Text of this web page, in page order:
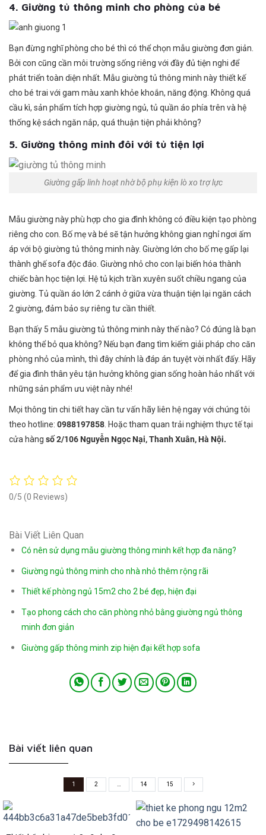
4. Giường tủ thông minh cho phòng của bé
Bạn đừng nghĩ phòng cho bé thì có thể chọn mẫu giường đơn giản.
Bởi con cũng cần môi trường sống riêng với đầy đủ tiện nghi để
phát triển toàn diện nhất. Mẫu giường tủ thông minh này thiết kế
cho bé trai với gam màu xanh khỏe khoắn, năng động. Không quá
cầu kì, sản phẩm tích hợp giường ngủ, tủ quần áo phía trên và hệ
thống kệ sách ngăn nắp, quá thuận tiện phải không?
5. Giường thông minh đôi với tủ tiện lợi
Giường gấp linh hoạt nhờ bộ phụ kiện lò xo trợ lực
Mẫu giường này phù hợp cho gia đình không có điều kiện tạo phòng
riêng cho con. Bố mẹ và bé sẽ tận hưởng không gian nghỉ ngơi ấm
áp với bộ giường tủ thông minh này. Giường lớn cho bố mẹ gấp lại
thành ghế sofa độc đáo. Giường nhỏ cho con lại biến hóa thành
chiếc bàn học tiện lợi. Hệ tủ kịch trần xuyên suốt chiều ngang của
giường. Tủ quần áo lớn 2 cánh ở giữa vừa thuận tiện lại ngăn cách
2 giường, đảm bảo sự riêng tư cần thiết.
Bạn thấy 5 mẫu giường tủ thông minh này thế nào? Có đúng là bạn
không thể bỏ qua không? Nếu bạn đang tìm kiếm giải pháp cho căn
phòng nhỏ của mình, thì đây chính là đáp án tuyệt vời nhất đấy. Hãy
để gia đình thân yêu tận hưởng không gian sống hoàn hảo nhất với
những sản phẩm ưu việt này nhé!
Mọi thông tin chi tiết hay cần tư vấn hãy liên hệ ngay với chúng tôi
theo hotline: 0988197858 . Hoặc tham quan trải nghiệm thực tế tại
cửa hàng số 2/106 Nguyễn Ngọc Nại, Thanh Xuân, Hà Nội.
0/5 (0 Reviews)
Bài Viết Liên Quan
Có nên sử dụng mẫu giường thông minh kết hợp đa năng?
Giường ngủ thông minh cho nhà nhỏ thêm rộng rãi
Thiết kế phòng ngủ 15m2 cho 2 bé đẹp, hiện đại
Tạo phong cách cho căn phòng nhỏ bằng giường ngủ thông
minh đơn giản
Giường gấp thông minh zip hiện đại kết hợp sofa
Bài viết liên quan
1 2 14 15